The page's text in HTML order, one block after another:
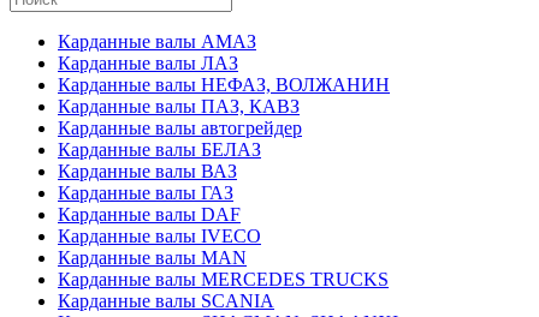
Карданные валы АМАЗ
Карданные валы ЛАЗ
Карданные валы НЕФАЗ, ВОЛЖАНИН
Карданные валы ПАЗ, КАВЗ
Карданные валы автогрейдер
Карданные валы БЕЛАЗ
Карданные валы ВАЗ
Карданные валы ГАЗ
Карданные валы DAF
Карданные валы IVECO
Карданные валы MAN
Карданные валы MERCEDES TRUCKS
Карданные валы SCANIA